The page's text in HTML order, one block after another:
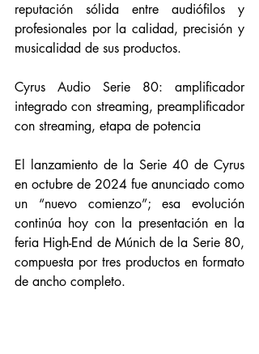
reputación sólida entre audiófilos y
profesionales por la calidad, precisión y
musicalidad de sus productos.
Cyrus Audio Serie 80: amplificador
integrado con streaming, preamplificador
con streaming, etapa de potencia
El lanzamiento de la Serie 40 de Cyrus
en octubre de 2024 fue anunciado como
un “nuevo comienzo”; esa evolución
continúa hoy con la presentación en la
feria High-End de Múnich de la Serie 80,
compuesta por tres productos en formato
de ancho completo.